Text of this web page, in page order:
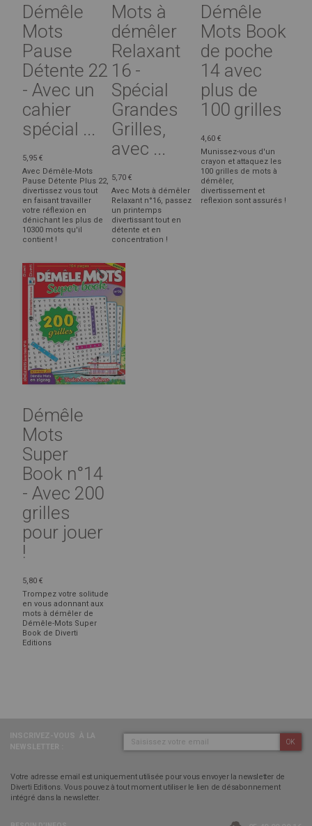
Démêle
Mots
Pause
Détente 22
- Avec un
cahier
spécial ...
5,95 €
Avec Démêle-Mots
Pause Détente Plus 22,
divertissez vous tout
en faisant travailler
votre réflexion en
dénichant les plus de
10300 mots qu'il
contient !
Mots à
démêler
Relaxant
16 -
Spécial
Grandes
Grilles,
avec ...
5,70 €
Avec Mots à démêler
Relaxant n°16, passez
un printemps
divertissant tout en
détente et en
concentration !
Démêle
Mots Book
de poche
14 avec
plus de
100 grilles
4,60 €
Munissez-vous d'un
crayon et attaquez les
100 grilles de mots à
démêler,
divertissement et
reflexion sont assurés !
Démêle
Mots
Super
Book n°14
- Avec 200
grilles
pour jouer
!
5,80 €
Trompez votre solitude
en vous adonnant aux
mots à démêler de
Démêle-Mots Super
Book de Diverti
Editions
OK
Votre adresse email est uniquement utilisée pour vous envoyer la newsletter de
Diverti Editions. Vous pouvez à tout moment utiliser le lien de désabonnement
intégré dans la newsletter.